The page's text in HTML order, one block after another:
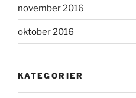
november 2016
oktober 2016
KATEGORIER